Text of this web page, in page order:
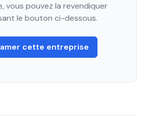
vous pouvez la revendiquer
le bouton ci-dessous.
cette entreprise